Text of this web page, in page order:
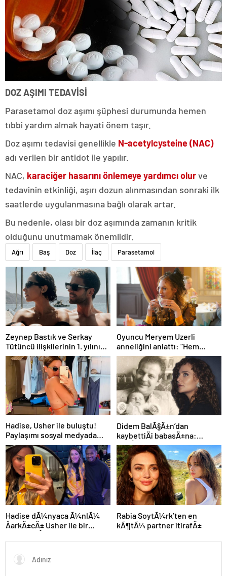
DOZ AŞIMI TEDAVİSİ
Parasetamol doz aşımı şüphesi durumunda hemen
tıbbi yardım almak hayati önem taşır.
Doz aşımı tedavisi genellikle N-acetylcysteine (NAC)
adı verilen bir antidot ile yapılır.
NAC, karaciğer hasarını önlemeye yardımcı olurve
tedavinin etkinliği, aşırı dozun alınmasından sonraki ilk
saatlerde uygulanmasına bağlı olarak artar.
Bu nedenle, olası bir doz aşımında zamanın kritik
olduğunu unutmamak önemlidir.
Ağrı Baş Doz İlaç Parasetamol
Zeynep Bastık ve Serkay
Tütüncü ilişkilerinin 1. yılını
kutladı
Oyuncu Meryem Uzerli
anneliğini anlattı: “Hem
disiplinli hem rahatım”
Hadise, Usher ile buluştu!
Paylaşımı sosyal medyada
gündem oldu
Didem BalÃ§Ä±n’dan
kaybettiÄi babasÄ±na:
GidiÅler hep Ã§ok erken
Hadise dÃ¼nyaca Ã¼nlÃ¼
ÅarkÄ±cÄ± Usher ile bir
Rabia SoytÃ¼rk’ten en
kÃ¶tÃ¼ partner itirafÄ±